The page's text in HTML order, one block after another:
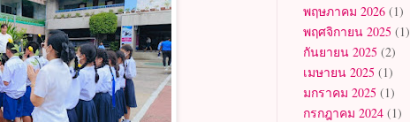
พฤษภาคม 2026(1)
พฤศจิกายน 2025 (1)
กันยายน 2025 (2)
เมษายน 2025 (1)
มกราคม 2025 (1)
กรกฎาคม 2024(1)